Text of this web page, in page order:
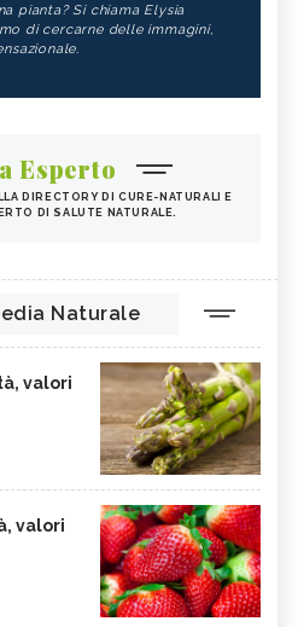
pianta? Si chiama Elysia
di cercarne delle immagini,
Esperto
DIRECTORY DI CURE-NATURALI E
DI SALUTE NATURALE.
Naturale
valori
valori